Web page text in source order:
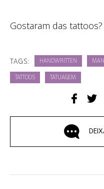
Gostaram das tattoos?
TAGS: HANDWRITTEN
TATTOOS TATUAGEM